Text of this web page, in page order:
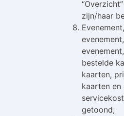
zijn/haar
bestelde
kaarten,
kaarten en
getoond;